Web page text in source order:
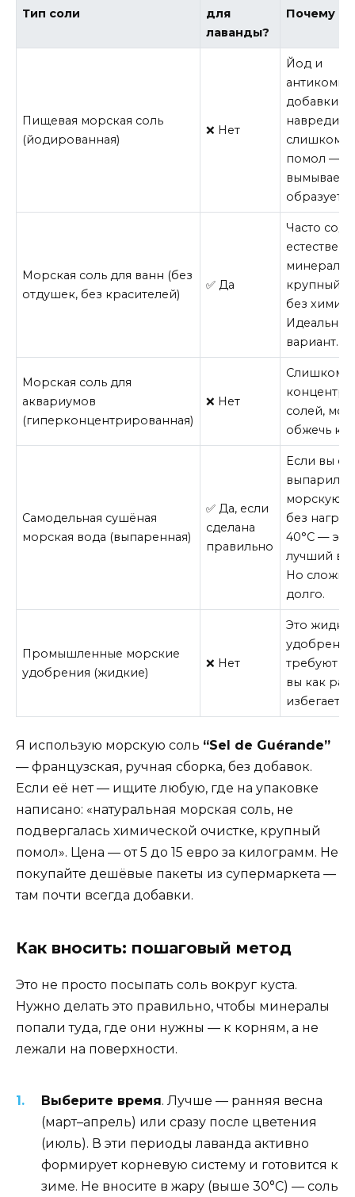
Тип соли
для
лаванды?
Почему
Пищевая морская соль
(йодированная)
❌ Нет
Йод и
добавки
слишком
помол —
образует
Морская соль для ванн (без
отдушек, без красителей)
✅ Да
Часто
минералы,
крупный
без химии.
Идеальный
вариант.
Морская соль для
аквариумов
(гиперконцентрированная)
❌ Нет
Слишком
солей,
обжечь
Самодельная сушёная
морская вода (выпаренная)
✅ Да, если
сделана
правильно
Если вы
выпарили
морскую
без
40°C — это
лучший
Но
долго.
Промышленные морские
удобрения (жидкие)
❌ Нет
Это
требуют
вы как раз
избегаете
Я использую морскую соль “Sel de Guérande”
— французская, ручная сборка, без добавок.
Если её нет — ищите любую, где на упаковке
написано: «натуральная морская соль, не
подвергалась химической очистке, крупный
помол». Цена — от 5 до 15 евро за килограмм. Не
покупайте дешёвые пакеты из супермаркета —
там почти всегда добавки.
Как вносить: пошаговый метод
Это не просто посыпать соль вокруг куста.
Нужно делать это правильно, чтобы минералы
попали туда, где они нужны — к корням, а не
лежали на поверхности.
Выберите время. Лучше — ранняя весна
(март–апрель) или сразу после цветения
(июль). В эти периоды лаванда активно
формирует корневую систему и готовится к
зиме. Не вносите в жару (выше 30°C) — соль